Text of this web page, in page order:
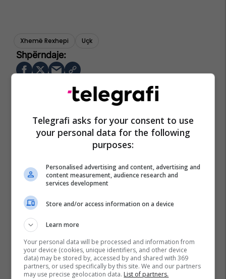
Xhemë Rexhepi Uçk
Telegrafi asks for your consent to use
your personal data for the following
purposes:
Personalised advertising and content, advertising and
content measurement, audience research and
services development
Store and/or access information on a device
Learn more
Your personal data will be processed and information from
your device (cookies, unique identifiers, and other device
data) may be stored by, accessed by and shared with 369
partners, or used specifically by this site. We and our partners
may use precise geolocation data. List of partners.